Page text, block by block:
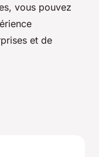
vous pouvez
et de